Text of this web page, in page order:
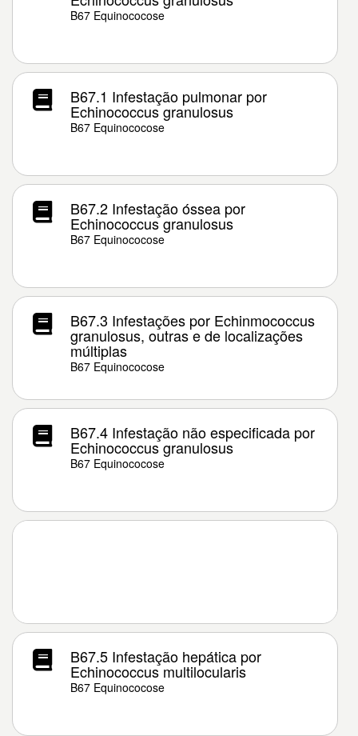
B67 Equinococose
B67.1 Infestação pulmonar por
Echinococcus granulosus
B67 Equinococose
B67.2 Infestação óssea por
Echinococcus granulosus
B67 Equinococose
B67.3 Infestações por Echinmococcus
granulosus, outras e de localizações
múltiplas
B67 Equinococose
B67.4 Infestação não especificada por
Echinococcus granulosus
B67 Equinococose
B67.5 Infestação hepática por
Echinococcus multilocularis
B67 Equinococose